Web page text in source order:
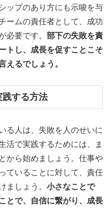
ップのあり方にも示唆を与
ームの責任者として、成功
必要です。 部下の失敗を責
トし、成長を促すことこそ
えるでしょう。
践する方法
る人は、失敗を人のせいに
活で実践するためには、ま
から始めましょう。仕事や
ていることに対して、責任
ましょう。 小さなことで
とで、自信に繋がり、成長